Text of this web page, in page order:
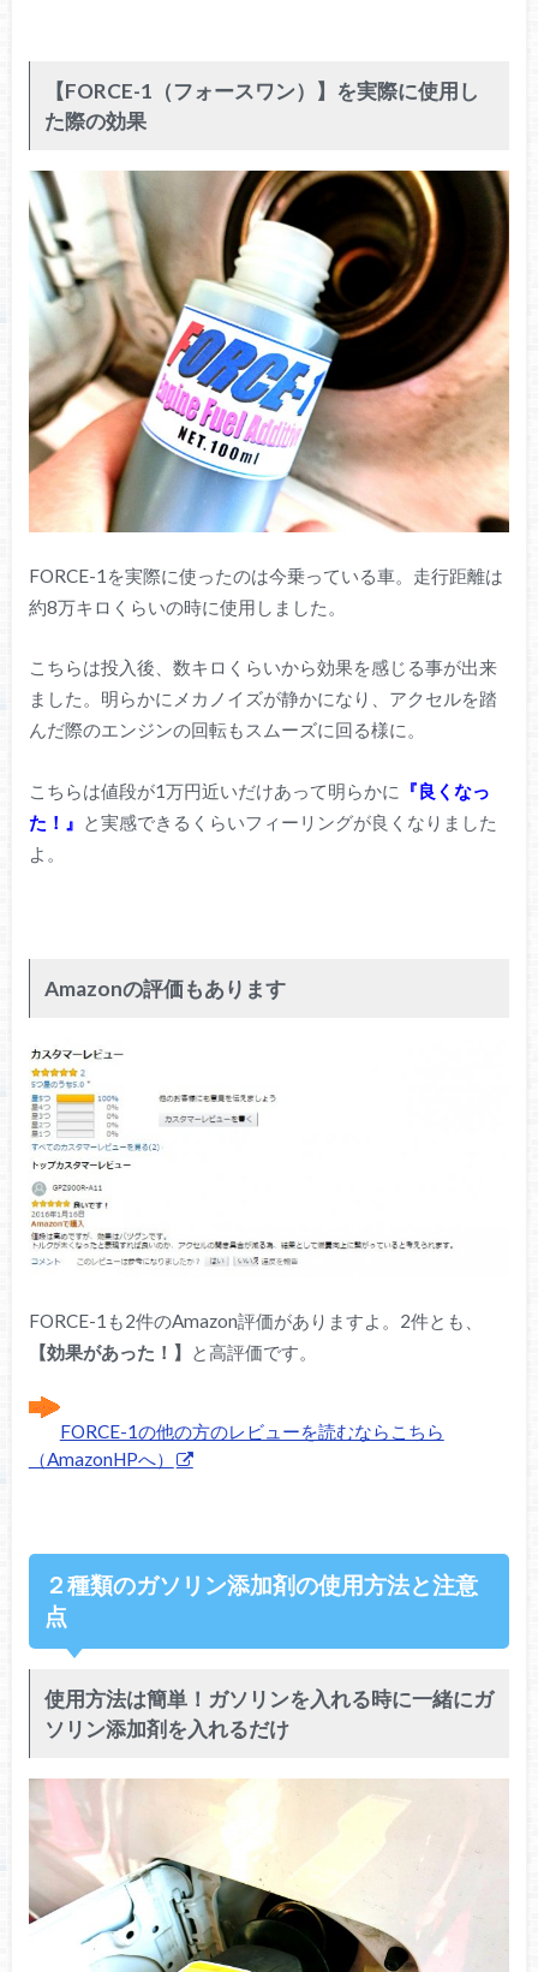
【FORCE-1（フォースワン）】を実際に使用し
た際の効果
FORCE-1を実際に使ったのは今乗っている車。走行距離は
約8万キロくらいの時に使用しました。
こちらは投入後、数キロくらいから効果を感じる事が出来
ました。明らかにメカノイズが静かになり、アクセルを踏
んだ際のエンジンの回転もスムーズに回る様に。
こちらは値段が1万円近いだけあって明らかに 『良くなっ
た！』 と実感できるくらいフィーリングが良くなりました
よ。
Amazonの評価もあります
FORCE-1も2件のAmazon評価がありますよ。2件とも、
【効果があった！】
と高評価です。
FORCE-1の他の方のレビューを読むならこちら
（AmazonHPへ）
２種類のガソリン添加剤の使用方法と注意
点
使用方法は簡単！ガソリンを入れる時に一緒にガ
ソリン添加剤を入れるだけ